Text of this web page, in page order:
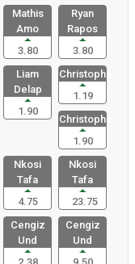
Mathis
Amo
3.80
Ryan
Rapos
3.80
Liam
Delap
1.90
Christophe
1.19
Christophe
1.90
Nkosi
Tafa
4.75
Nkosi
Tafa
23.75
Cengiz
Und
Cengiz
Und